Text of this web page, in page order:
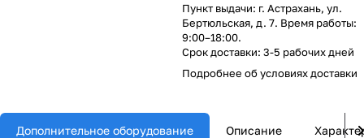
Пункт выдачи: г. Астрахань, ул.
Бертюльская, д. 7. Время работы:
9:00–18:00.
Срок доставки: 3-5 рабочих дней
Подробнее обусловиях доставки
Дополнительное оборудование Описание